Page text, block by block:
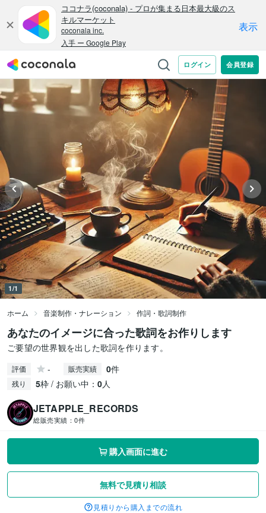
1/1
ホーム 音楽制作・ナレーション 作詞・歌詞制作
あなたのイメージに合った歌詞をお作りします
ご要望の世界観を出した歌詞を作ります。
評価 - 販売実績 0件
残り 5枠 / お願い中： 0人
JETAPPLE_RECORDS
総販売実績： 0件
購入画面に進む
無料で見積り相談
見積りから購入までの流れ